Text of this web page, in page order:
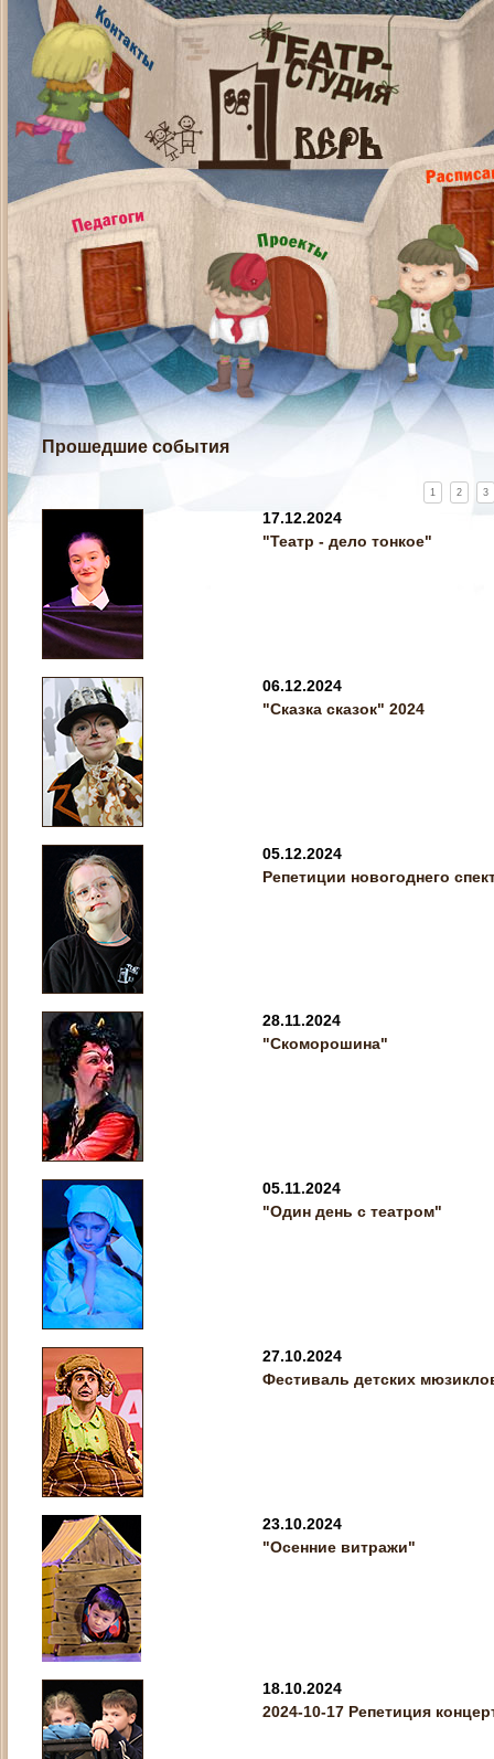
Прошедшие события
1 2 3
17.12.2024
"Театр - дело тонкое"
06.12.2024
"Сказка сказок" 2024
05.12.2024
Репетиции новогоднего
28.11.2024
"Скоморошина"
05.11.2024
"Один день с театром"
27.10.2024
Фестиваль детских
23.10.2024
"Осенние витражи"
18.10.2024
2024-10-17 Репетиция